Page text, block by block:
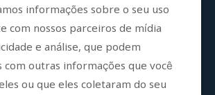
se em nossa lista de e-mails
regulares sobre nossos
informações sobre o seu uso
com nossos parceiros de mídia
e análise, que podem
com outras informações que você
ou que eles coletaram do seu